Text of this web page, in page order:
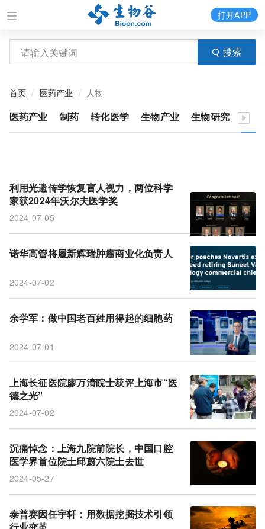
搜索
打开APP
首页 医药产业 人物
医药产业 制药 转化医学 生物产业 生物研究 医疗
利用光遗传学恢复盲人视力，两位科学
家获2024年沃尔夫医学奖
2024-07-05
诺华高管将履新辉瑞肿瘤商业化负责人
2024-07-02
余学军：做中国老百姓用得起的细胞药
2024-07-01
上海长征医院廖万清院士获评上海市“医
德之光”
2024-07-02
沉痛悼念：上海九院前院长，中国口腔
医学界首位院士邱蔚六院士去世
2024-05-27
泰普赛因任宇轩：用数据挖掘技术引领